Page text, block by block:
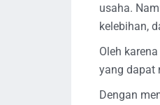
usaha.
kelebihan,
Oleh
yang dapat
Dengan